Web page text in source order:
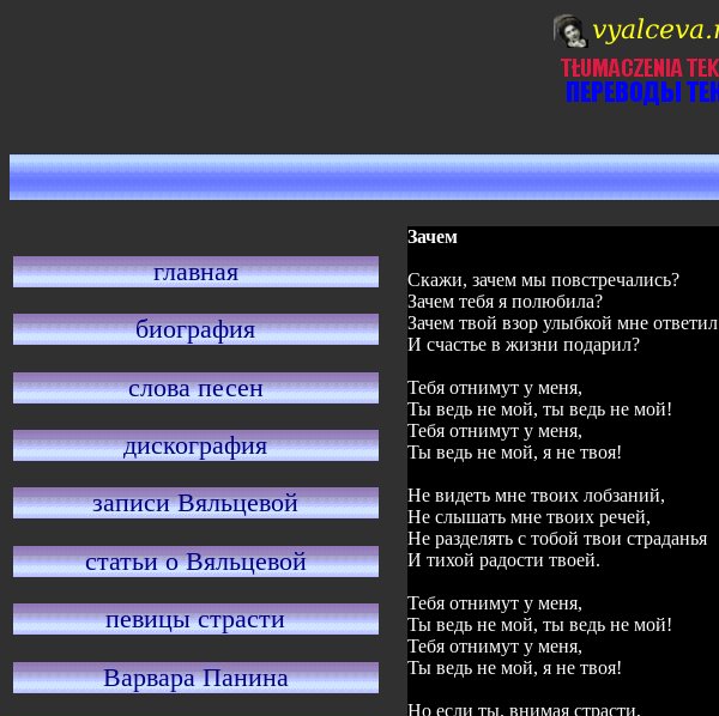
главная
биография
слова песен
дискография
записи Вяльцевой
статьи о Вяльцевой
певицы страсти
Варвара Панина
Зачем
Скажи, зачем мы повстречались?
Зачем тебя я полюбила?
Зачем твой взор улыбкой мне ответил
И счастье в жизни подарил?
Тебя отнимут у меня,
Ты ведь не мой, ты ведь не мой!
Тебя отнимут у меня,
Ты ведь не мой, я не твоя!
Не видеть мне твоих лобзаний,
Не слышать мне твоих речей,
Не разделять с тобой твои страданья
И тихой радости твоей.
Тебя отнимут у меня,
Ты ведь не мой, ты ведь не мой!
Тебя отнимут у меня,
Ты ведь не мой, я не твоя!
Но если ты, внимая страсти,